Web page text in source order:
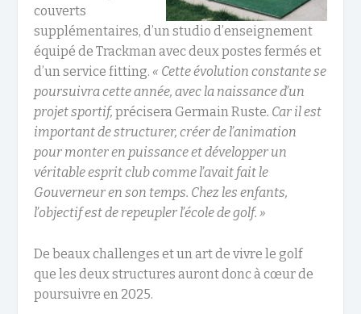
couverts
supplémentaires, d’un studio d’enseignement
équipé de Trackman avec deux postes fermés et
d’un service fitting. « Cette évolution constante se
poursuivra cette année, avec la naissance d’un
projet sportif, précisera Germain Ruste. Car il est
important de structurer, créer de l’animation
pour monter en puissance et développer un
véritable esprit club comme l’avait fait le
Gouverneur en son temps. Chez les enfants,
l’objectif est de repeupler l’école de golf. »
De beaux challenges et un art de vivre le golf
que les deux structures auront donc à cœur de
poursuivre en 2025.